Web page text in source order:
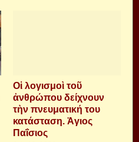
Οἱ λογισμοὶ τοῦ
ἀνθρώπου δείχνουν
τὴν πνευματική του
κατάσταση. Ἁγιος
Παΐσιος